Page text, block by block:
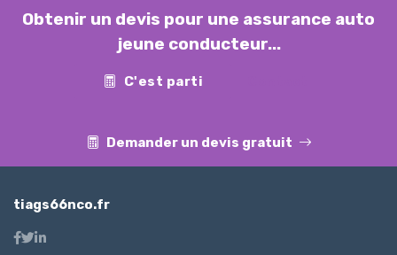
Obtenir un devis pour une assurance auto
jeune conducteur...
C'est parti
Demander un devis gratuit
tiags66nco.fr